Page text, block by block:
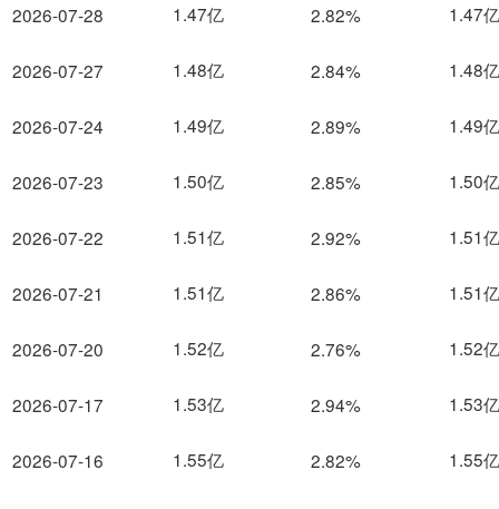
2026-07-28
2026-07-27
2026-07-24
2026-07-23
2026-07-22
2026-07-21
2026-07-20
2026-07-17
2026-07-16
1.47亿 2.82% 1.47亿
1.48亿 2.84% 1.48亿
1.49亿 2.89% 1.49亿
1.50亿 2.85% 1.50亿
1.51亿 2.92% 1.51亿
1.51亿 2.86% 1.51亿
1.52亿 2.76% 1.52亿
1.53亿 2.94% 1.53亿
1.55亿 2.82% 1.55亿